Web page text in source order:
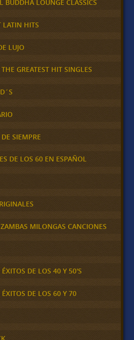
BUDDHA LOUNGE CLASSICS
LATIN HITS
LUJO
GREATEST HIT SINGLES
SIEMPRE
DE LOS 60 EN ESPAÑOL
MILONGAS CANCIONES
DE LOS 40 Y 50'S
DE LOS 60 Y 70